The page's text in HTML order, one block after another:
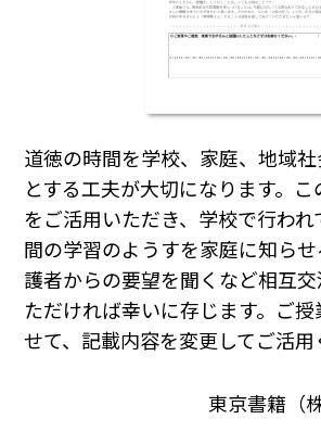
道徳の時間を学校、家庭、地域
とする工夫が大切になります。こ
をご活用いただき、学校で行わ
間の学習のようすを家庭に知ら
護者からの要望を聞くなど相互
ただければ幸いに存じます。ご
せて、記載内容を変更してご活用
東京書籍（